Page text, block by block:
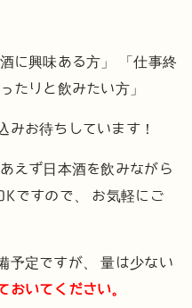
に興味ある方」
「仕事終
たりと飲みたい方」
みお待ちしています！
えず日本酒を飲みながら
ですので、
お気軽にご
予定ですが、
量は少ない
おいてください。